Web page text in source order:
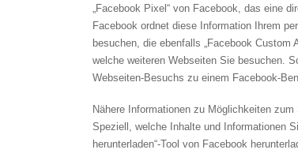
„Facebook Pixel“ von Facebook, das eine
Facebook ordnet diese Information Ihrem
besuchen, die ebenfalls „Facebook
welche weiteren Webseiten Sie besuchen.
Webseiten-Besuchs zu einem Facebook-
Nähere Informationen zu Möglichkeiten
Speziell, welche Inhalte und Informationen
herunterladen“-Tool von Facebook